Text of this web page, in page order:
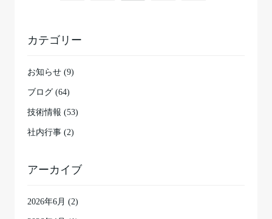
カテゴリー
お知らせ (9)
ブログ (64)
技術情報 (53)
社内行事 (2)
アーカイブ
2026年6月 (2)